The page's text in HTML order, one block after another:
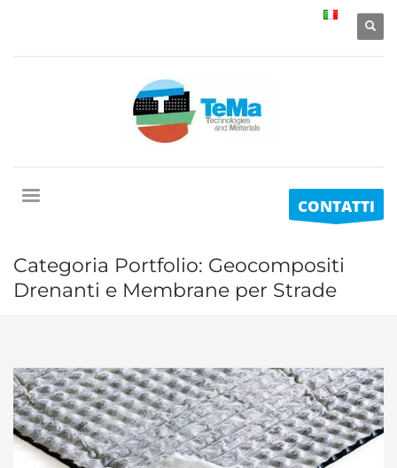
CONTATTI
Categoria Portfolio: Geocompositi
Drenanti e Membrane per Strade